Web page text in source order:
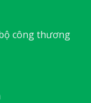
công thương